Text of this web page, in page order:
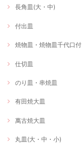
長角皿(大・中)
付出皿
焼物皿・焼物皿千代口付
仕切皿
のり皿・串焼皿
有田焼大皿
萬古焼大皿
丸皿(大・中・小)